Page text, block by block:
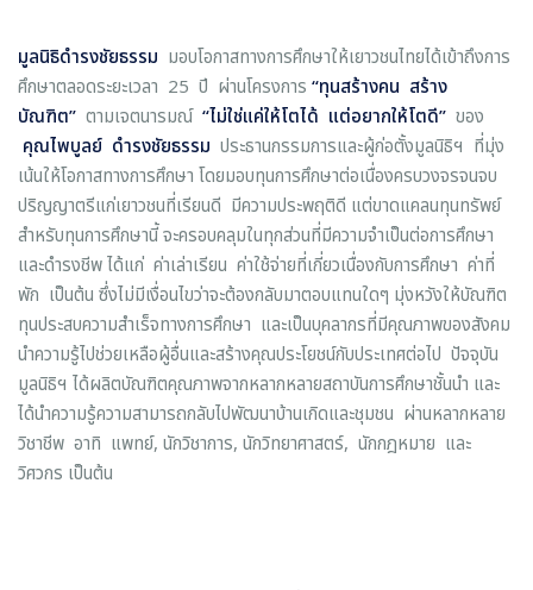
มูลนิธิดำรงชัยธรรม มอบโอกาสทางการศึกษาให้เยาวชนไทยได้เข้าถึงการ
ศึกษาตลอดระยะเวลา 25 ปี ผ่านโครงการ “ทุนสร้างคน สร้าง
บัณฑิต” ตามเจตนารมณ์ “ไม่ใช่แค่ให้โตได้ แต่อยากให้โตดี” ของ
คุณไพบูลย์ ดำรงชัยธรรม ประธานกรรมการและผู้ก่อตั้งมูลนิธิฯ ที่มุ่ง
เน้นให้โอกาสทางการศึกษา โดยมอบทุนการศึกษาต่อเนื่องครบวงจรจนจบ
ปริญญาตรีแก่เยาวชนที่เรียนดี มีความประพฤติดี แต่ขาดแคลนทุนทรัพย์
สำหรับทุนการศึกษานี้ จะครอบคลุมในทุกส่วนที่มีความจำเป็นต่อการศึกษา
และดำรงชีพ ได้แก่ ค่าเล่าเรียน ค่าใช้จ่ายที่เกี่ยวเนื่องกับการศึกษา ค่าที่
พัก เป็นต้น ซึ่งไม่มีเงื่อนไขว่าจะต้องกลับมาตอบแทนใดๆ มุ่งหวังให้บัณฑิต
ทุนประสบความสำเร็จทางการศึกษา และเป็นบุคลากรที่มีคุณภาพของสังคม
นำความรู้ไปช่วยเหลือผู้อื่นและสร้างคุณประโยชน์กับประเทศต่อไป ปัจจุบัน
มูลนิธิฯ ได้ผลิตบัณฑิตคุณภาพจากหลากหลายสถาบันการศึกษาชั้นนำ และ
ได้นำความรู้ความสามารถกลับไปพัฒนาบ้านเกิดและชุมชน ผ่านหลากหลาย
วิชาชีพ อาทิ แพทย์, นักวิชาการ, นักวิทยาศาสตร์, นักกฎหมาย และ
วิศวกร เป็นต้น